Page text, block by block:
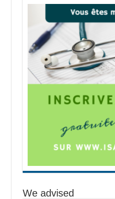
We advised